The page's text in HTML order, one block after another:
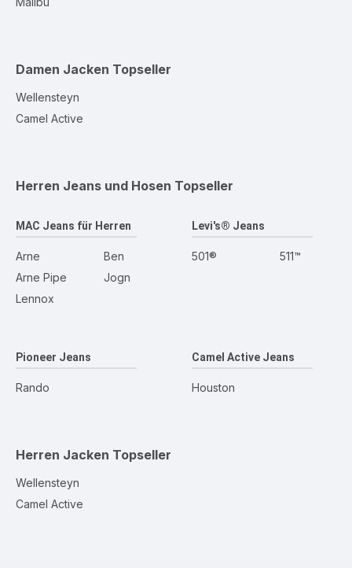
Damen Jacken Topseller
Wellensteyn
Camel Active
Herren Jeans und Hosen Topseller
MAC Jeans für Herren
Arne
Arne Pipe
Lennox
Ben
Jogn
Levi's® Jeans
501® 511™
Pioneer Jeans
Rando
Camel Active Jeans
Houston
Herren Jacken Topseller
Wellensteyn
Camel Active